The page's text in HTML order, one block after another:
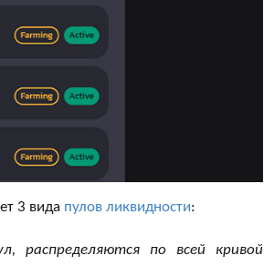
3 вида пулов ликвидности:
распределяются по всей кривой